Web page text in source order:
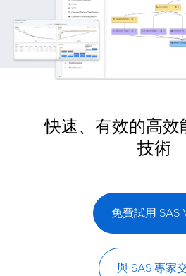
快速、有效的高效
技術
免費試用 SAS
與 SAS 專家